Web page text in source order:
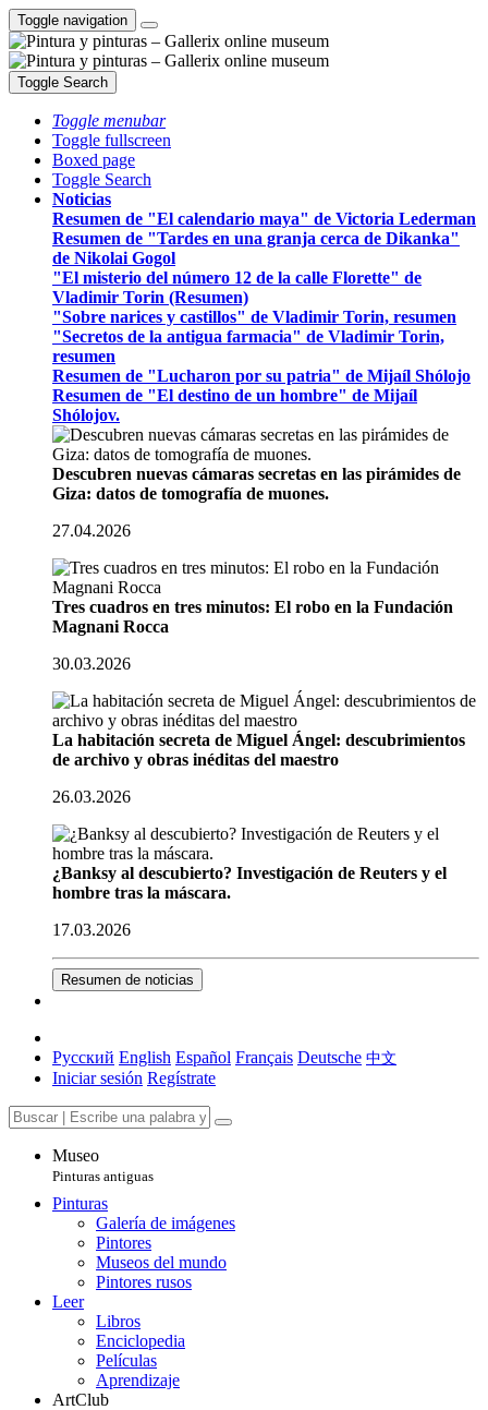
Toggle navigation
Toggle Search
Toggle menubar
Toggle fullscreen
Boxed page
Toggle Search
Noticias
Resumen de "El calendario maya" de Victoria Lederman
Resumen de "Tardes en una granja cerca de Dikanka"
de Nikolai Gogol
"El misterio del número 12 de la calle Florette" de
Vladimir Torin (Resumen)
"Sobre narices y castillos" de Vladimir Torin, resumen
"Secretos de la antigua farmacia" de Vladimir Torin,
resumen
Resumen de "Lucharon por su patria" de Mijaíl Shólojo
Resumen de "El destino de un hombre" de Mijaíl
Shólojov.
Descubren nuevas cámaras secretas en las pirámides de
Giza: datos de tomografía de muones.
27.04.2026
Tres cuadros en tres minutos: El robo en la Fundación
Magnani Rocca
30.03.2026
La habitación secreta de Miguel Ángel: descubrimientos
de archivo y obras inéditas del maestro
26.03.2026
¿Banksy al descubierto? Investigación de Reuters y el
hombre tras la máscara.
17.03.2026
Resumen de noticias
Русский English Español Français Deutsche 中文
Iniciar sesión Regístrate
Museo
Pinturas antiguas
Pinturas
Galería de imágenes
Pintores
Museos del mundo
Pintores rusos
Leer
Libros
Enciclopedia
Películas
Aprendizaje
ArtClub